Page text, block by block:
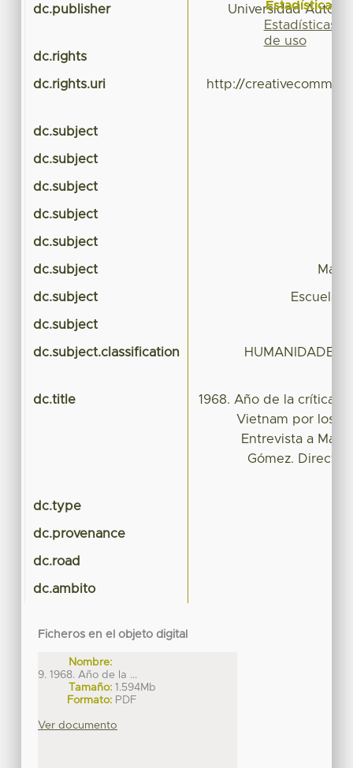
dc.publisher Universidad
dc.rights
dc.rights.uri http://
dc.subject
dc.subject
dc.subject
dc.subject
dc.subject
dc.subject
dc.subject Escuela
dc.subject
dc.subject.classification HUMANIDADES
dc.title
1968. Año de la crítica a
Vietnam por los
Entrevista a
Gómez.
dc.type
dc.provenance
dc.road
dc.ambito
Ficheros en el objeto digital
Nombre:
9. 1968. Año de la ...
Tamaño: 1.594Mb
Formato: PDF
Ver documento
Estadísticas
Estadísticas
de uso